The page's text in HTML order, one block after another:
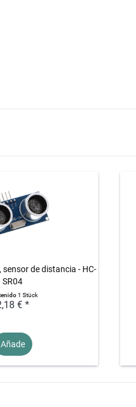
de distancia - HC-
SR04
1 Stück
€ *
Añade